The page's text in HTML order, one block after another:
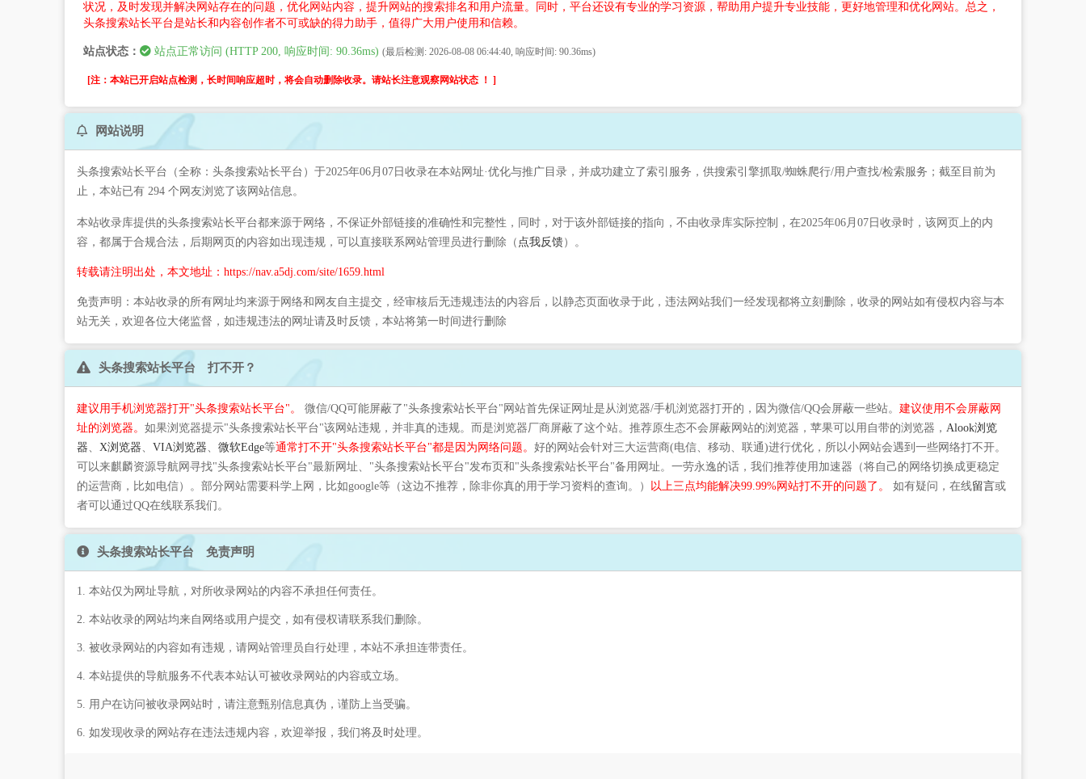
状况，及时发现并解决网站存在的问题，优化网站内容，提升网站的搜索排名和用户流量。同时，平台还设有专业的学习资源，帮助用户提升专业技能，更好地管理和优化网站。总之，
头条搜索站长平台是站长和内容创作者不可或缺的得力助手，值得广大用户使用和信赖。
站点状态： 站点正常访问 (HTTP 200, 响应时间: 90.36ms) (最后检测: 2026-08-08 06:44:40, 响应时间: 90.36ms)
[注：本站已开启站点检测，长时间响应超时，将会自动删除收录。请站长注意观察网站状态 ！ ]
网站说明
头条搜索站长平台（全称：头条搜索站长平台）于2025年06月07日收录在本站网址·优化与推广目录，并成功建立了索引服务，供搜索引擎抓取/蜘蛛爬行/用户查找/检索服务；截至目前为
止，本站已有 294 个网友浏览了该网站信息。
本站收录库提供的头条搜索站长平台都来源于网络，不保证外部链接的准确性和完整性，同时，对于该外部链接的指向，不由收录库实际控制，在2025年06月07日收录时，该网页上的内
容，都属于合规合法，后期网页的内容如出现违规，可以直接联系网站管理员进行删除（ 点我反馈）。
转载请注明出处，本文地址：https://nav.a5dj.com/site/1659.html
免责声明：本站收录的所有网址均来源于网络和网友自主提交，经审核后无违规违法的内容后，以静态页面收录于此，违法网站我们一经发现都将立刻删除，收录的网站如有侵权内容与本
站无关，欢迎各位大佬监督，如违规违法的网址请及时反馈，本站将第一时间进行删除
头条搜索站长平台 打不开？
建议用手机浏览器打开"头条搜索站长平台"。 微信/QQ可能屏蔽了"头条搜索站长平台"网站首先保证网址是从浏览器/手机浏览器打开的，因为微信/QQ会屏蔽一些站。 建议使用不会屏蔽网
址的浏览器。 如果浏览器提示"头条搜索站长平台"该网站违规，并非真的违规。而是浏览器厂商屏蔽了这个站。推荐原生态不会屏蔽网站的浏览器，苹果可以用自带的浏览器， Alook浏览
器、 X浏览器、 VIA浏览器、 微软Edge等通常打不开"头条搜索站长平台"都是因为网络问题。 好的网站会针对三大运营商(电信、移动、联通)进行优化，所以小网站会遇到一些网络打不开。
可以来麒麟资源导航网寻找"头条搜索站长平台"最新网址、"头条搜索站长平台"发布页和"头条搜索站长平台"备用网址。一劳永逸的话，我们推荐使用加速器（将自己的网络切换成更稳定
的运营商，比如电信）。部分网站需要科学上网，比如google等（这边不推荐，除非你真的用于学习资料的查询。） 以上三点均能解决99.99%网站打不开的问题了。 如有疑问，在线留言或
者可以通过QQ在线联系我们。
头条搜索站长平台 免责声明
1. 本站仅为网址导航，对所收录网站的内容不承担任何责任。
2. 本站收录的网站均来自网络或用户提交，如有侵权请联系我们删除。
3. 被收录网站的内容如有违规，请网站管理员自行处理，本站不承担连带责任。
4. 本站提供的导航服务不代表本站认可被收录网站的内容或立场。
5. 用户在访问被收录网站时，请注意甄别信息真伪，谨防上当受骗。
6. 如发现收录的网站存在违法违规内容，欢迎举报，我们将及时处理。